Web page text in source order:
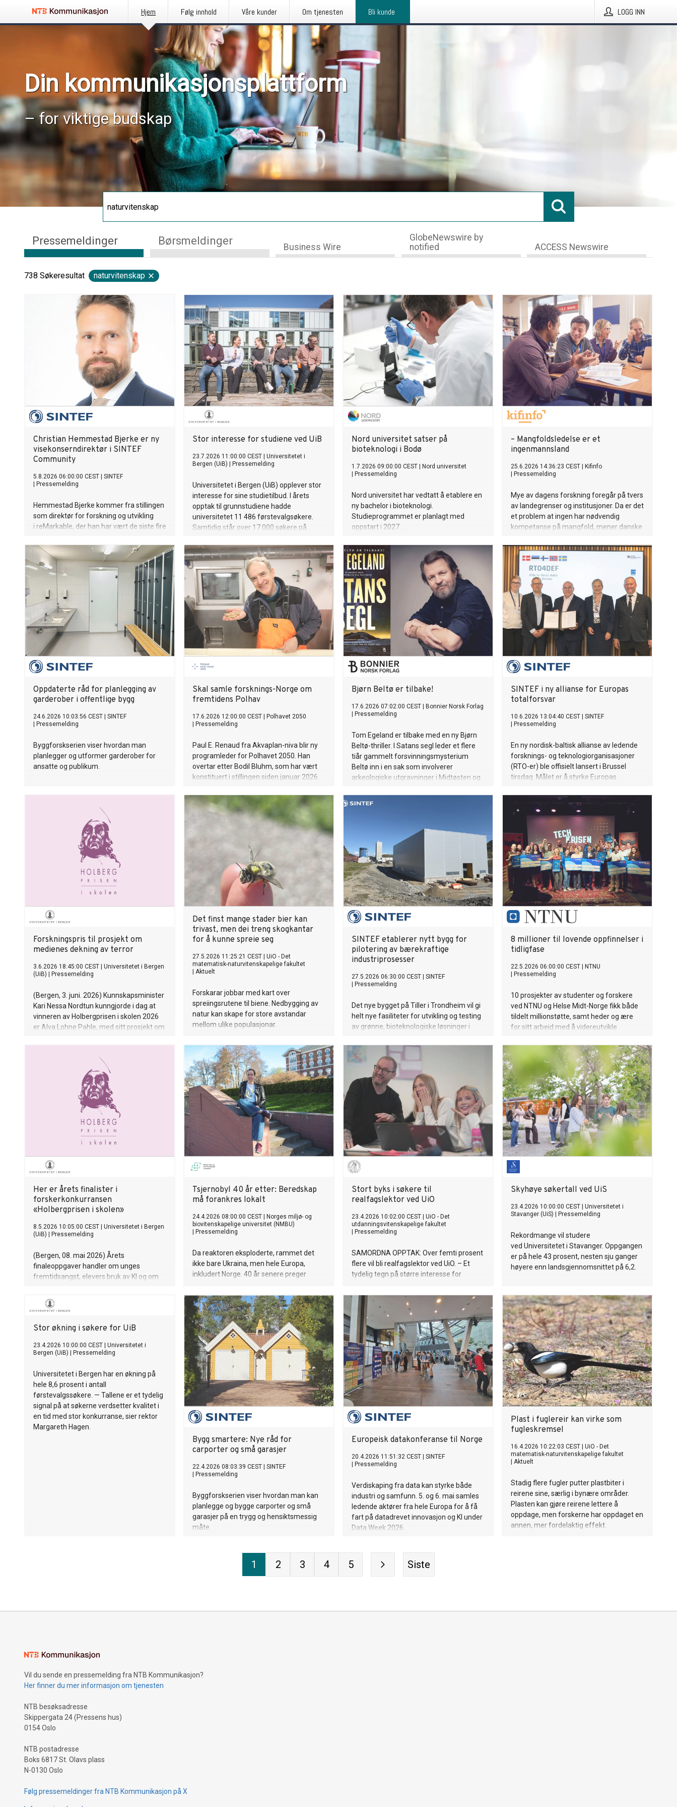
Hjem Følg innhold Våre kunder Om tjenesten Bli kunde LOGG INN
Din kommunikasjonsplattform
– for viktige budskap
Pressemeldinger Børsmeldinger Business Wire
GlobeNewswire by
notified
ACCESS Newswire
738 Søkeresultat naturvitenskap
Christian Hemmestad Bjerke er ny
visekonserndirektør i SINTEF
Community
5.8.2026 06:00:00 CEST
SINTEF
Pressemelding
Hemmestad Bjerke kommer fra stillingen
som direktør for forskning og utvikling
i reMarkable, der han har vært de siste fire
Stor interesse for studiene ved UiB
23.7.2026 11:00:00 CEST
Universitetet i
Bergen (UiB)
Pressemelding
Universitetet i Bergen (UiB) opplever stor
interesse for sine studietilbud. I årets
opptak til grunnstudiene hadde
universitetet 11 486 førstevalgsøkere.
Samtidig står over 17 000 søkere på
hovedopptaket.
Nord universitet satser på
bioteknologi i Bodø
1.7.2026 09:00:00 CEST
Nord universitet
Pressemelding
Nord universitet har vedtatt å etablere en
ny bachelor i bioteknologi.
Studieprogrammet er planlagt med
oppstart i 2027.
– Mangfoldsledelse er et
ingenmannsland
25.6.2026 14:36:23 CEST
Kifinfo
Pressemelding
Mye av dagens forskning foregår på tvers
av landegrenser og institusjoner. Da er det
et problem at ingen har nødvendig
kompetanse på mangfold, mener danske
om temaet.
Oppdaterte råd for planlegging av
garderober i offentlige bygg
24.6.2026 10:03:56 CEST
SINTEF
Pressemelding
Byggforskserien viser hvordan man
planlegger og utformer garderober for
ansatte og publikum.
Skal samle forsknings-Norge om
fremtidens Polhav
17.6.2026 12:00:00 CEST
Polhavet 2050
Pressemelding
Paul E. Renaud fra Akvaplan-niva blir ny
programleder for Polhavet 2050. Han
overtar etter Bodil Bluhm, som har vært
konstituert i stillingen siden januar 2026.
Bjørn Beltø er tilbake!
17.6.2026 07:02:00 CEST
Bonnier Norsk Forlag
Pressemelding
Tom Egeland er tilbake med en ny Bjørn
Beltø-thriller. I Satans segl leder et flere
tiår gammelt forsvinningsmysterium
Beltø inn i en sak som involverer
arkeologiske utgravninger i Midtøsten og
SINTEF i ny allianse for Europas
totalforsvar
10.6.2026 13:04:40 CEST
SINTEF
Pressemelding
En ny nordisk-baltisk allianse av ledende
forsknings- og teknologiorganisasjoner
(RTO-er) ble offisielt lansert i Brussel
tirsdag. Målet er å styrke Europas
gjennom tettere samarbeid om kritiske
teknologier og industriell kapasitet.
Forskningspris til prosjekt om
medienes dekning av terror
3.6.2026 18:45:00 CEST
Universitetet i Bergen
(UiB)
Pressemelding
(Bergen, 3. juni. 2026) Kunnskapsminister
Kari Nessa Nordtun kunngjorde i dag at
vinneren av Holbergprisen i skolen 2026
er Alva Lohne Pahle, med sitt prosjekt om
Det finst mange stader bier kan
trivast, men dei treng skogkantar
for å kunne spreie seg
27.5.2026 11:25:21 CEST
UiO - Det
matematisk-naturvitenskapelige fakultet
Aktuelt
Forskarar jobbar med kart over
spreiingsrutene til biene. Nedbygging av
natur kan skape for store avstandar
mellom ulike populasjonar.
SINTEF etablerer nytt bygg for
pilotering av bærekraftige
industriprosesser
27.5.2026 06:30:00 CEST
SINTEF
Pressemelding
Det nye bygget på Tiller i Trondheim vil gi
helt nye fasiliteter for utvikling og testing
av grønne, bioteknologiske løsninger i
brukt av EU-prosjektet PYROCO2, som
skal produsere kjemikaliet aceton fra CO2
og grønt hydrogen ved hjelp av
gassfermentering.
8 millioner til lovende oppfinnelser i
tidligfase
22.5.2026 06:00:00 CEST
NTNU
Pressemelding
10 prosjekter av studenter og forskere
ved NTNU og Helse Midt-Norge fikk både
tildelt millionstøtte, samt heder og ære
for sitt arbeid med å videreutvikle
Her er årets finalister i
forskerkonkurransen
«Holbergprisen i skolen»
8.5.2026 10:05:00 CEST
Universitetet i Bergen
(UiB)
Pressemelding
(Bergen, 08. mai 2026) Årets
finaleoppgaver handler om unges
fremtidsangst, elevers bruk av KI og om
virkelighetsforståelse. Prisene deles ut
under Holberguken 3. juni i Bergen.
Tsjernobyl 40 år etter: Beredskap
må forankres lokalt
24.4.2026 08:00:00 CEST
Norges miljø- og
biovitenskapelige universitet (NMBU)
Pressemelding
Da reaktoren eksploderte, rammet det
ikke bare Ukraina, men hele Europa,
inkludert Norge. 40 år senere preger
beredskapsarbeid, forskning og hvordan
vi håndterer sjeldne, men
høykonsekvente hendelser i samfunnet.
Stort byks i søkere til
realfagslektor ved UiO
23.4.2026 10:02:00 CEST
UiO - Det
utdanningsvitenskapelige fakultet
Pressemelding
SAMORDNA OPPTAK: Over femti prosent
flere vil bli realfagslektor ved UiO. – Et
tydelig tegn på større interesse for
Skyhøye søkertall ved UiS
23.4.2026 10:00:00 CEST
Universitetet i
Stavanger (UiS)
Pressemelding
Rekordmange vil studere
ved Universitetet i Stavanger. Oppgangen
er på hele 43 prosent, nesten sju ganger
høyere enn landsgjennomsnittet på 6,2.
Stor økning i søkere for UiB
23.4.2026 10:00:00 CEST
Universitetet i
Bergen (UiB)
Pressemelding
Universitetet i Bergen har en økning på
hele 8,6 prosent i antall
førstevalgssøkere. — Tallene er et tydelig
signal på at søkerne verdsetter kvalitet i
en tid med stor konkurranse, sier rektor
Margareth Hagen.
Bygg smartere: Nye råd for
carporter og små garasjer
22.4.2026 08:03:39 CEST
SINTEF
Pressemelding
Byggforskserien viser hvordan man kan
planlegge og bygge carporter og små
garasjer på en trygg og hensiktsmessig
måte.
Europeisk datakonferanse til Norge
20.4.2026 11:51:32 CEST
SINTEF
Pressemelding
Verdiskaping fra data kan styrke både
industri og samfunn. 5. og 6. mai samles
ledende aktører fra hele Europa for å få
fart på datadrevet innovasjon og KI under
Data Week 2026.
Plast i fuglereir kan virke som
fugleskremsel
16.4.2026 10:22:03 CEST
UiO - Det
matematisk-naturvitenskapelige fakultet
Aktuelt
Stadig flere fugler putter plastbiter i
reirene sine, særlig i bynære områder.
Plasten kan gjøre reirene lettere å
oppdage, men forskerne har oppdaget en
annen, mer fordelaktig effekt.
1 2 3 4 5 Siste
Vil du sende en pressemelding fra NTB Kommunikasjon?
Her finner du mer informasjon om tjenesten
NTB besøksadresse
Skippergata 24 (Pressens hus)
0154 Oslo
NTB postadresse
Boks 6817 St. Olavs plass
N-0130 Oslo
Følg pressemeldinger fra NTB Kommunikasjon på X